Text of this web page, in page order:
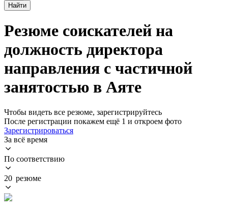
Найти
Резюме соискателей на
должность директора
направления с частичной
занятостью в Аяте
Чтобы видеть все резюме, зарегистрируйтесь
После регистрации покажем ещё 1 и откроем фото
Зарегистрироваться
За всё время
По соответствию
20 резюме